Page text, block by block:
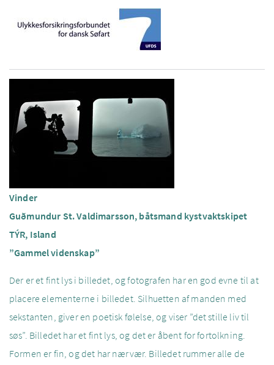
Vinder
Guðmundur St. Valdimarsson, båtsmand kystvaktskipet
TÝR, Island
”Gammel videnskap”
Der er et fint lys i billedet, og fotografen har en god evne til at
placere elementerne i billedet. Silhuetten af manden med
sekstanten, giver en poetisk følelse, og viser ”det stille liv til
søs”. Billedet har et fint lys, og det er åbent for fortolkning.
Formen er fin, og det har nærvær. Billedet rummer alle de